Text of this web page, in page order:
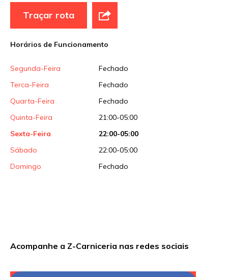
Traçar rota
Horários de Funcionamento
Segunda-Feira
Fechado
Terca-Feira
Fechado
Quarta-Feira
Fechado
Quinta-Feira
21:00-05:00
Sexta-Feira
22:00-05:00
Sábado
22:00-05:00
Domingo
Fechado
Acompanhe a Z-Carniceria nas redes sociais